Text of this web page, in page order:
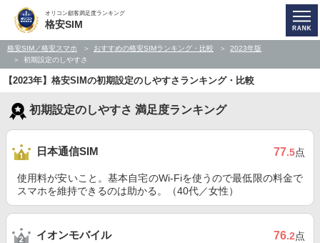
オリコン顧客満足度ランキング
格安SIM
格安SIM／格安スマホ おすすめの格安SIMランキング・比較
2023年版
初期設定のしやすさ
【2023年】格安SIMの初期設定のしやすさランキング・比較
初期設定のしやすさ 満足度ランキング
日本通信SIM 77.5点
使用料が安いこと。基本自宅のWi-Fiを使うので最低限の料金で
スマホを維持できるのは助かる。（40代／女性）
イオンモバイル 76.2点